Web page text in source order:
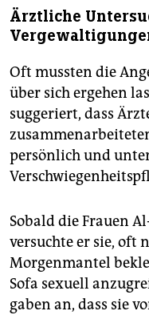
Ärztliche
Oft mussten die
über sich ergehen
suggeriert, dass
persönlich und
Sobald die Frauen
versuchte er sie, oft
Morgenmantel
Sofa sexuell
gaben an, dass sie